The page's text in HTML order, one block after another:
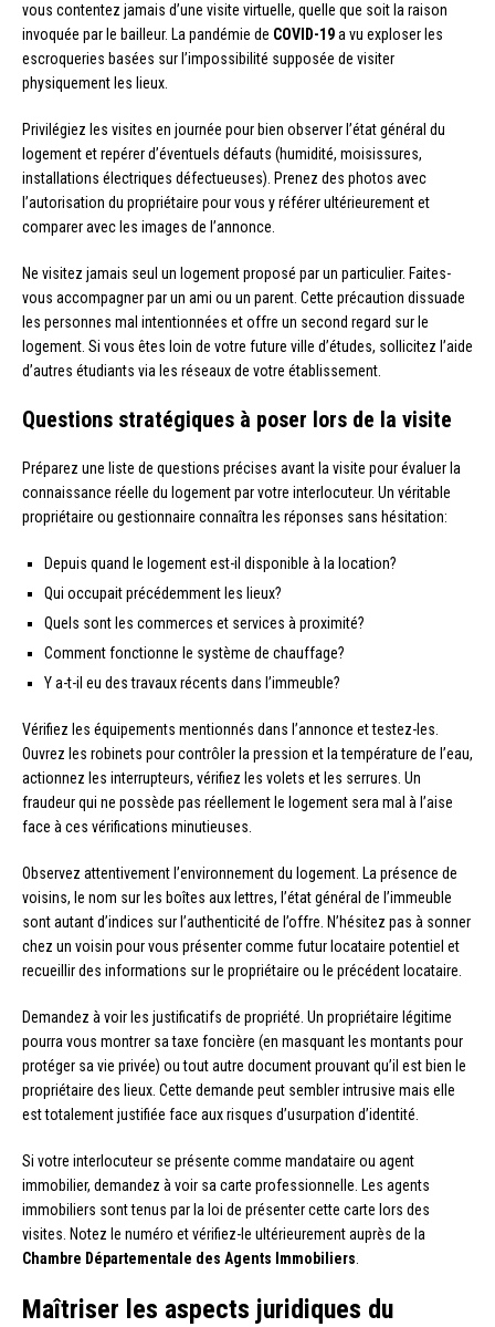
vous contentez jamais d’une visite virtuelle, quelle que soit la raison
invoquée par le bailleur. La pandémie de COVID-19a vu exploser les
escroqueries basées sur l’impossibilité supposée de visiter
physiquement les lieux.
Privilégiez les visites en journée pour bien observer l’état général du
logement et repérer d’éventuels défauts (humidité, moisissures,
installations électriques défectueuses). Prenez des photos avec
l’autorisation du propriétaire pour vous y référer ultérieurement et
comparer avec les images de l’annonce.
Ne visitez jamais seul un logement proposé par un particulier. Faites-
vous accompagner par un ami ou un parent. Cette précaution dissuade
les personnes mal intentionnées et offre un second regard sur le
logement. Si vous êtes loin de votre future ville d’études, sollicitez l’aide
d’autres étudiants via les réseaux de votre établissement.
Questions stratégiques à poser lors de la visite
Préparez une liste de questions précises avant la visite pour évaluer la
connaissance réelle du logement par votre interlocuteur. Un véritable
propriétaire ou gestionnaire connaîtra les réponses sans hésitation:
Depuis quand le logement est-il disponible à la location?
Qui occupait précédemment les lieux?
Quels sont les commerces et services à proximité?
Comment fonctionne le système de chauffage?
Y a-t-il eu des travaux récents dans l’immeuble?
Vérifiez les équipements mentionnés dans l’annonce et testez-les.
Ouvrez les robinets pour contrôler la pression et la température de l’eau,
actionnez les interrupteurs, vérifiez les volets et les serrures. Un
fraudeur qui ne possède pas réellement le logement sera mal à l’aise
face à ces vérifications minutieuses.
Observez attentivement l’environnement du logement. La présence de
voisins, le nom sur les boîtes aux lettres, l’état général de l’immeuble
sont autant d’indices sur l’authenticité de l’offre. N’hésitez pas à sonner
chez un voisin pour vous présenter comme futur locataire potentiel et
recueillir des informations sur le propriétaire ou le précédent locataire.
Demandez à voir les justificatifs de propriété. Un propriétaire légitime
pourra vous montrer sa taxe foncière (en masquant les montants pour
protéger sa vie privée) ou tout autre document prouvant qu’il est bien le
propriétaire des lieux. Cette demande peut sembler intrusive mais elle
est totalement justifiée face aux risques d’usurpation d’identité.
Si votre interlocuteur se présente comme mandataire ou agent
immobilier, demandez à voir sa carte professionnelle. Les agents
immobiliers sont tenus par la loi de présenter cette carte lors des
visites. Notez le numéro et vérifiez-le ultérieurement auprès de la
Chambre Départementale des Agents Immobiliers
Maîtriser les aspects juridiques du